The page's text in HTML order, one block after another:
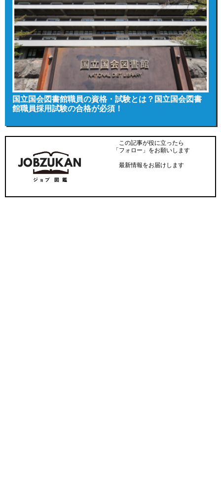
国立国会図書館職員の資格・試験とは？国立国会図書
館職員採用試験の合格が必須！
この記事が役に立ったら
「フォロー」をお願いします
最新情報をお届けします